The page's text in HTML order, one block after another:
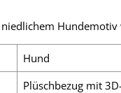
Hund
Plüschbezug mit